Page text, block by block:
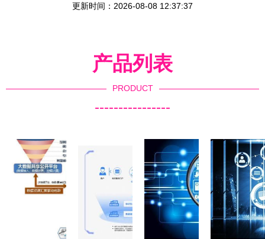
更新时间：2026-08-08 12:37:37
产品列表
PRODUCT
----------------